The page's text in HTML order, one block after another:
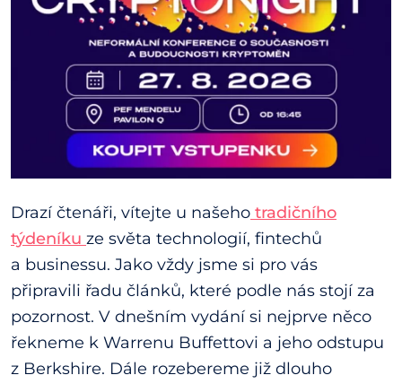
Drazí čtenáři, vítejte u našeho tradičního
týdeníku ze světa technologií, fintechů
a businessu. Jako vždy jsme si pro vás
připravili řadu článků, které podle nás stojí za
pozornost. V dnešním vydání si nejprve něco
řekneme k Warrenu Buffettovi a jeho odstupu
z Berkshire. Dále rozebereme již dlouho